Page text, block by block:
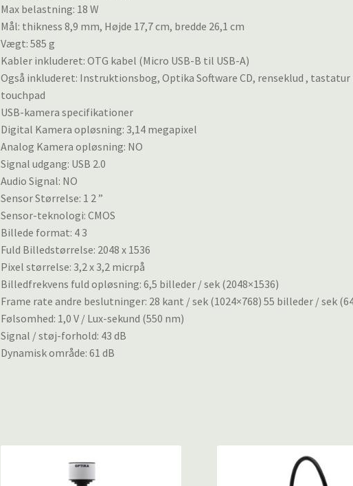
Max belastning: 18 W
Mål: thikness 8,9 mm, Højde 17,7 cm, bredde 26,1 cm
Vægt: 585 g
Kabler inkluderet: OTG kabel (Micro USB-B til USB-A)
Også inkluderet: Instruktionsbog, Optika Software CD, renseklud , tastatur
touchpad
USB-kamera specifikationer
Digital Kamera opløsning: 3,14 megapixel
Analog Kamera opløsning: NO
Signal udgang: USB 2.0
Audio Signal: NO
Sensor Størrelse: 1 2 ”
Sensor-teknologi: CMOS
Billede format: 4 3
Fuld Billedstørrelse: 2048 x 1536
Pixel størrelse: 3,2 x 3,2 micrpå
Billedfrekvens fuld opløsning: 6,5 billeder / sek (2048×1536)
Frame rate andre beslutninger: 28 kant / sek (1024×768) 55 billeder / sek
Følsomhed: 1,0 V / Lux-sekund (550 nm)
Signal / støj-forhold: 43 dB
Dynamisk område: 61 dB